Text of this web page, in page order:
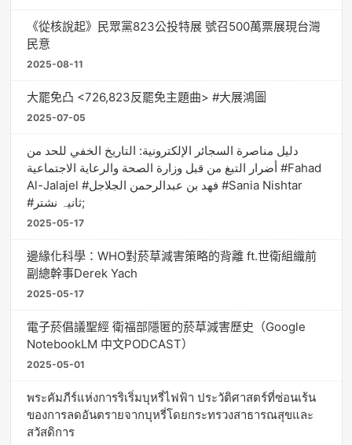
《從核說起》民眾黨823公投特展 號召500萬票展現台灣
民意
2025-08-11
大罷免凸 <726,823反罷免主題曲> #大展鴻圖
2025-07-05
دليل مناصرة السجائر الإلكترونية: التاريخ الخفي للحد من
أضرار التبغ من قبل وزارة الصحة والرعاية الاجتماعية #Fahad
Al-Jalajel #فهد بن عبدالرحمن الجلاجل #Sania Nishtar
#ثانیہ نشتر;
2025-05-17
邊緣化科學：WHO對菸草減害策略的背離 ft.世衛組織前
副總幹事Derek Yach
2025-05-17
電子菸倡議聖經 衛福部隱匿的菸草減害歷史（Google
NotebookLM 中文PODCAST）
2025-05-01
พระคัมภีร์แห่งการริเริ่มบุหรี่ไฟฟ้า ประวัติศาสตร์ที่ซ่อนเร้น
ของการลดอันตรายจากบุหรี่โดยกระทรวงสาธารณสุขและ
สวัสดิการ